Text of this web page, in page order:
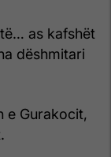
as kafshët
dëshmitari
e Gurakocit,